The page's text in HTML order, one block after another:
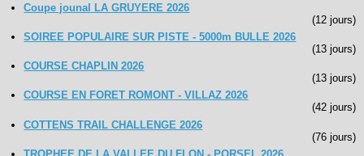
Demander un nouveau mot de passe
Coupe jounal LA GRUYERE 2026
(12 jours)
SOIREE POPULAIRE SUR PISTE - 5000m BULLE 2026
(13 jours)
COURSE CHAPLIN 2026
(13 jours)
COURSE EN FORET ROMONT - VILLAZ 2026
(42 jours)
COTTENS TRAIL CHALLENGE 2026
(76 jours)